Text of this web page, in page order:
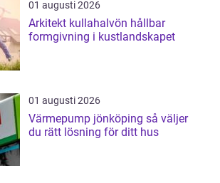
01 augusti 2026
Arkitekt kullahalvön hållbar
formgivning i kustlandskapet
01 augusti 2026
Värmepump jönköping så väljer
du rätt lösning för ditt hus